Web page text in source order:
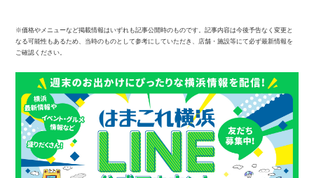
※価格やメニューなど掲載情報はいずれも記事公開時のものです。記事内容は今後予告なく変更と
なる可能性もあるため、当時のものとして参考にしていただき、店舗・施設等にて必ず最新情報を
ご確認ください。